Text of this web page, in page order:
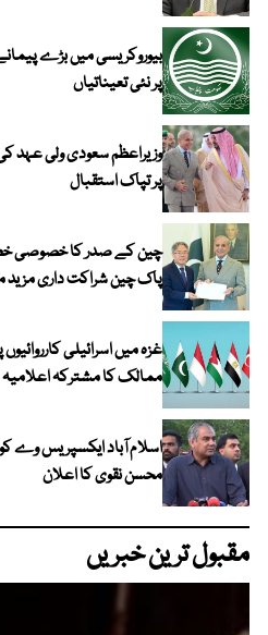
بیوروکریسی میں بڑے
پر نئی تعیناتیاں
وزیراعظم سعودی ولی عہد
پر تپاک استقبال
چین کے صدر کا خصوصی خط
پاک چین شراکت داری مزید
ممالک کا مشترکہ اعلامیہ
اسلام آباد ایکسپریس وے
محسن نقوی کا اعلان
مقبول ترین خبریں